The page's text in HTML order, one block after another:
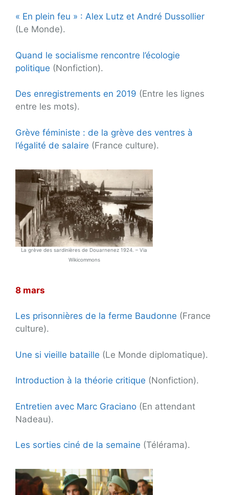
« En plein feu » : Alex Lutz et André Dussollier
(Le Monde).
Quand le socialisme rencontre l’écologie
politique (Nonfiction).
Des enregistrements en 2019 (Entre les lignes
entre les mots).
Grève féministe : de la grève des ventres à
l’égalité de salaire (France culture).
La grève des sardinières de Douarnenez 1924. – Via
Wikicommons
8 mars
Les prisonnières de la ferme Baudonne (France
culture).
Une si vieille bataille (Le Monde diplomatique).
Introduction à la théorie critique (Nonfiction).
Entretien avec Marc Graciano (En attendant
Nadeau).
Les sorties ciné de la semaine (Télérama).